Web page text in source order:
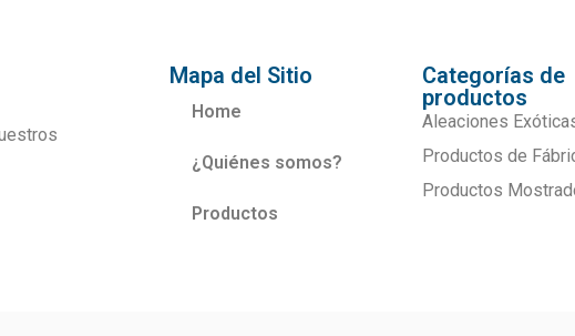
Mapa del Sitio
Home
¿Quiénes somos?
Productos
Categorías de
productos
Aleaciones
Productos de
Productos